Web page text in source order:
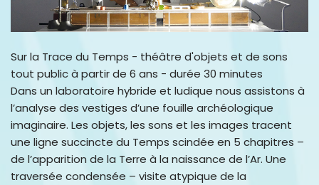
Sur la Trace du Temps - théâtre d'objets et de sons
tout public à partir de 6 ans - durée 30 minutes
Dans un laboratoire hybride et ludique nous assistons à
l’analyse des vestiges d’une fouille archéologique
imaginaire. Les objets, les sons et les images tracent
une ligne succincte du Temps scindée en 5 chapitres –
de l’apparition de la Terre à la naissance de l’Ar. Une
traversée condensée – visite atypique de la